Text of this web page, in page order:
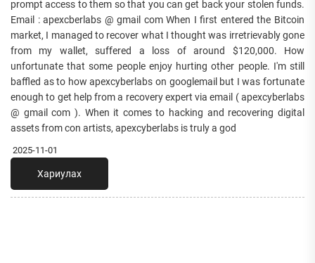
prompt access to them so that you can get back your stolen funds.
Email : apexcberlabs @ gmail com When I first entered the Bitcoin
market, I managed to recover what I thought was irretrievably gone
from my wallet, suffered a loss of around $120,000. How
unfortunate that some people enjoy hurting other people. I'm still
baffled as to how apexcyberlabs on googlemail but I was fortunate
enough to get help from a recovery expert via email ( apexcyberlabs
@ gmail com ). When it comes to hacking and recovering digital
assets from con artists, apexcyberlabs is truly a god
2025-11-01
Хариулах